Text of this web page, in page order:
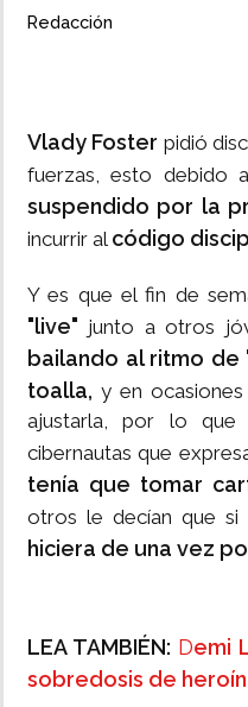
Redacción
Vlady Foster pidió
fuerzas, esto debido
suspendido por la
incurrir al código
Y es que el fin de
"live" junto a otros
bailando al ritmo de
toalla, y en
ajustarla, por lo
cibernautas que
tenía que tomar
otros le decían que si
hiciera de una vez
LEA TAMBIÉN: Demi
sobredosis de